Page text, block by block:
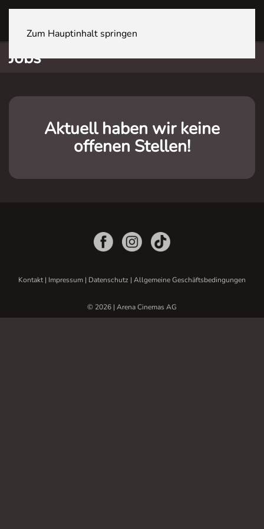
Zum Hauptinhalt springen
Jobs
Aktuell haben wir keine
offenen Stellen!
Kontakt| Impressum | Datenschutz | Allgemeine Geschäftsbedingungen
© 2026 | Arena Cinemas AG